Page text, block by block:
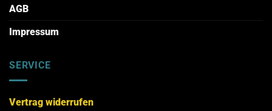
AGB
Impressum
SERVICE
Vertrag widerrufen